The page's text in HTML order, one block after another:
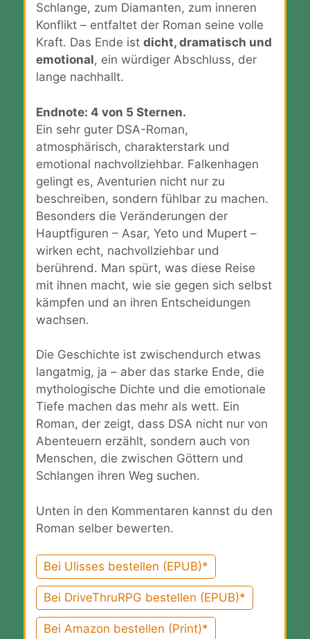
Schlange, zum Diamanten, zum inneren
Konflikt – entfaltet der Roman seine volle
Kraft. Das Ende ist dicht, dramatisch und
emotional, ein würdiger Abschluss, der
lange nachhallt.
Endnote: 4 von 5 Sternen.
Ein sehr guter DSA-Roman,
atmosphärisch, charakterstark und
emotional nachvollziehbar. Falkenhagen
gelingt es, Aventurien nicht nur zu
beschreiben, sondern fühlbar zu machen.
Besonders die Veränderungen der
Hauptfiguren – Asar, Yeto und Mupert –
wirken echt, nachvollziehbar und
berührend. Man spürt, was diese Reise
mit ihnen macht, wie sie gegen sich selbst
kämpfen und an ihren Entscheidungen
wachsen.
Die Geschichte ist zwischendurch etwas
langatmig, ja – aber das starke Ende, die
mythologische Dichte und die emotionale
Tiefe machen das mehr als wett. Ein
Roman, der zeigt, dass DSA nicht nur von
Abenteuern erzählt, sondern auch von
Menschen, die zwischen Göttern und
Schlangen ihren Weg suchen.
Unten in den Kommentaren kannst du den
Roman selber bewerten.
Bei Ulisses bestellen (EPUB)*
Bei DriveThruRPG bestellen (EPUB)*
Bei Amazon bestellen (Print)*